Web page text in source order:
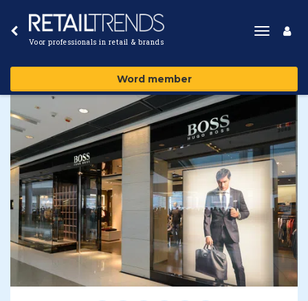
Voor professionals in retail & brands
Toggle
Word member